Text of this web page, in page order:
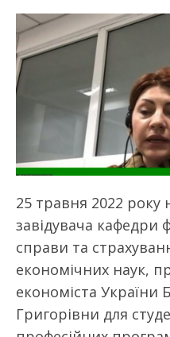
25 травня 2022
завідувача кафедри
справи та
економічних наук,
економіста України
Григорівни для